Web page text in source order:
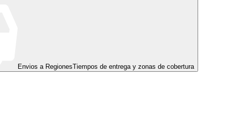
Envios a RegionesTiempos de entrega y zonas de cobertura